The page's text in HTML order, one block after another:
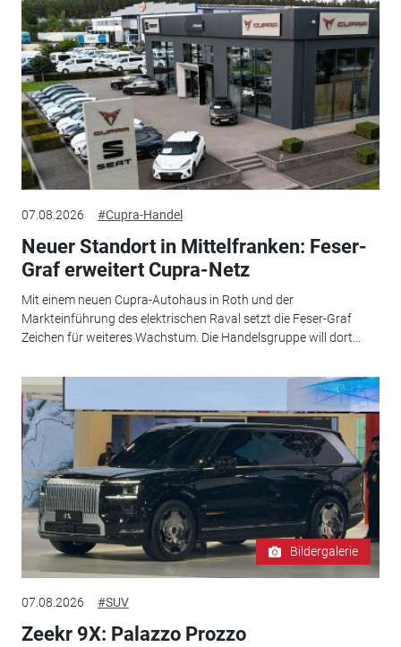
07.08.2026 #Cupra-Handel
Neuer Standort in Mittelfranken: Feser-
Graf erweitert Cupra-Netz
Mit einem neuen Cupra-Autohaus in Roth und der
Markteinführung des elektrischen Raval setzt die Feser-Graf
Zeichen für weiteres Wachstum. Die Handelsgruppe will dort...
Bildergalerie
07.08.2026 #SUV
Zeekr 9X: Palazzo Prozzo